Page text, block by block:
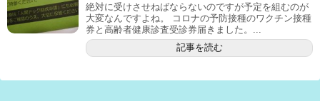
絶対に受けさせねばならないのですが予定を組むのが
大変なんですよね。 コロナの予防接種のワクチン接種
券と高齢者健康診査受診券届きました。...
記事を読む